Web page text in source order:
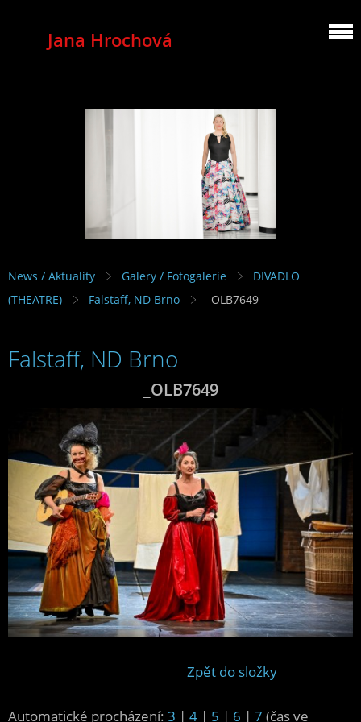
Jana Hrochová
MEZZOSOPRANO
News / Aktuality Galery / Fotogalerie
DIVADLO
(THEATRE)
Falstaff, ND Brno _OLB7649
Falstaff, ND Brno
_OLB7649
Zpět do složky
Automatické procházení: 3 | 4 | 5 | 6 | 7 (čas ve